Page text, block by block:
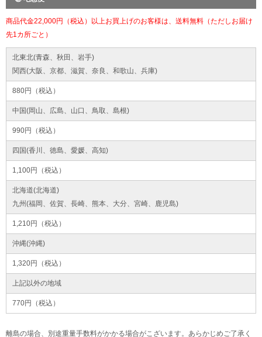
商品代金22,000円（税込）以上お買上げのお客様は、送料無料（ただしお届け
先1カ所ごと）
北東北(青森、秋田、岩手)
関西(大阪、京都、滋賀、奈良、和歌山、兵庫)
880円（税込）
中国(岡山、広島、山口、鳥取、島根)
990円（税込）
四国(香川、徳島、愛媛、高知)
1,100円（税込）
北海道(北海道)
九州(福岡、佐賀、長崎、熊本、大分、宮崎、鹿児島)
1,210円（税込）
沖縄(沖縄)
1,320円（税込）
上記以外の地域
770円（税込）
離島の場合、別途重量手数料がかかる場合がこざいます。あらかじめご了承く